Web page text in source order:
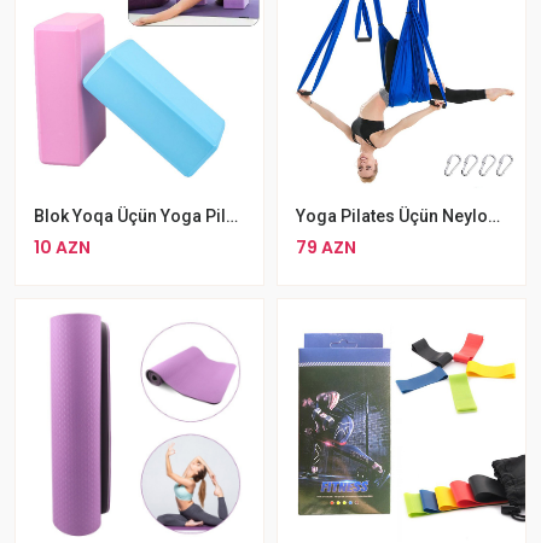
Blok Yoqa Üçün Yoga Pilates Köpük Kərpici
10 AZN
Yoga Pilates Üçün Neylon Yelləncək
79 AZN